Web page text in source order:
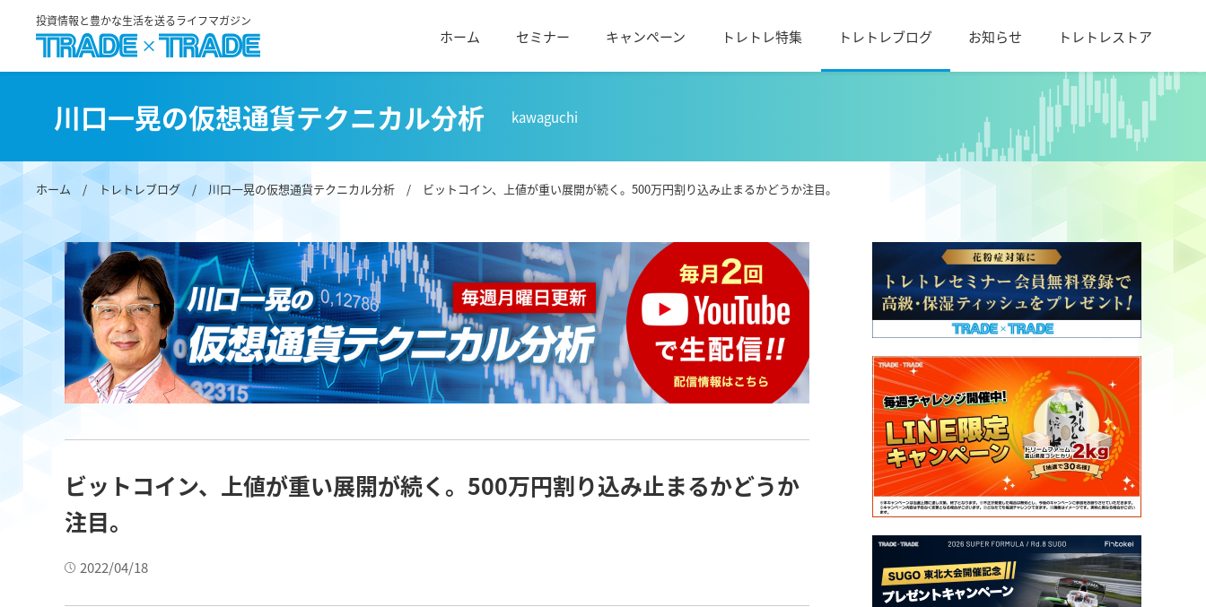
投資情報と豊かな生活を送るライフマガジン
ホーム セミナー キャンペーン トレトレ特集 トレトレブログ お知らせ トレトレストア
川口一晃の仮想通貨テクニカル分析 kawaguchi
ホーム /トレトレブログ / 川口一晃の仮想通貨テクニカル分析 / ビットコイン、上値が重い展開が続く。500万円割り込み止まるかどうか注目。
ビットコイン、上値が重い展開が続く。500万円割り込み止まるかどうか
注目。
2022/04/18